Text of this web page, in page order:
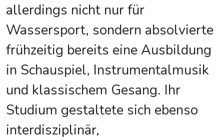
allerdings nicht nur für
Wassersport, sondern absolvierte
frühzeitig bereits eine Ausbildung
in Schauspiel, Instrumentalmusik
und klassischem Gesang. Ihr
Studium gestaltete sich ebenso
interdisziplinär,